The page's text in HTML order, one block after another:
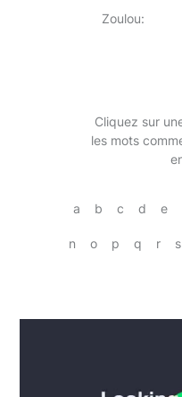
Zoulou:
Cliquez sur
les mots
a b c d e
n o p q r s